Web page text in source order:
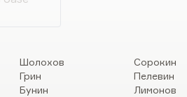
Шолохов
Грин
Бунин
Сорокин
Пелевин
Лимонов